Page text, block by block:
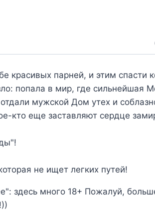
красивых парней, и этим спасти
попала в мир, где сильнейшая
мужской Дом утех и
кто еще заставляют сердце
не ищет легких путей!
здесь много 18+ Пожалуй,